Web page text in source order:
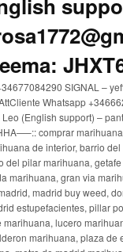
SIGNAL –
Whatsapp
(English support) –
comprar
de interior, barrio
del pilar marihuana,
marihuana, gran via
madrid buy weed,
estupefacientes, pillar
lucero
marihuana, plaza de